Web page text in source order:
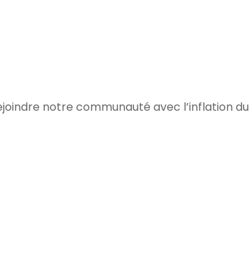
notre communauté avec l’inflation du